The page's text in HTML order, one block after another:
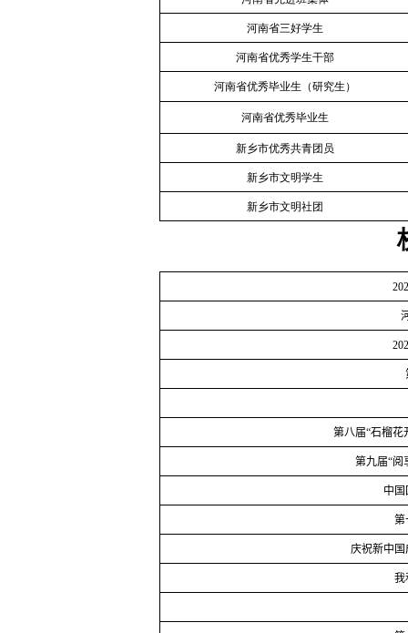
河南省三好学生
河南省优秀学生干部
河南省优秀毕业生（研究生）
河南省优秀毕业生
新乡市优秀共青团员
新乡市文明学生
新乡市文明社团
202
第八届“石榴花
第九届“阅
中
第
庆祝新中国
我